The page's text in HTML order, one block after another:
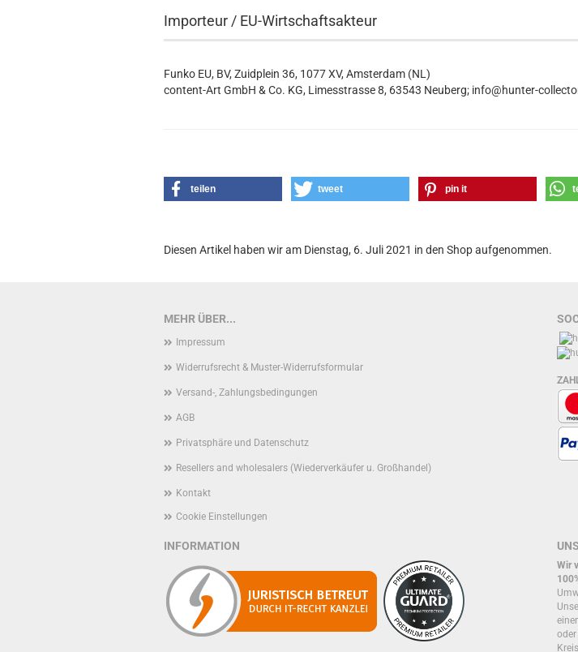
Importeur / EU-Wirtschaftsakteur
Funko EU, BV, Zuidplein 36, 1077 XV, Amsterdam (NL)
content-Art GmbH & Co. KG, Limesstrasse 8, 63543 Neuberg; info@hunter-
teilen tweet pin it
Diesen Artikel haben wir am Dienstag, 6. Juli 2021 in den Shop aufgenommen.
MEHR ÜBER...
Impressum
Widerrufsrecht & Muster-Widerrufsformular
Versand-, Zahlungsbedingungen
AGB
Privatsphäre und Datenschutz
Resellers and wholesalers (Wiederverkäufer u. Großhandel)
Kontakt
Cookie Einstellungen
INFORMATION
Wir